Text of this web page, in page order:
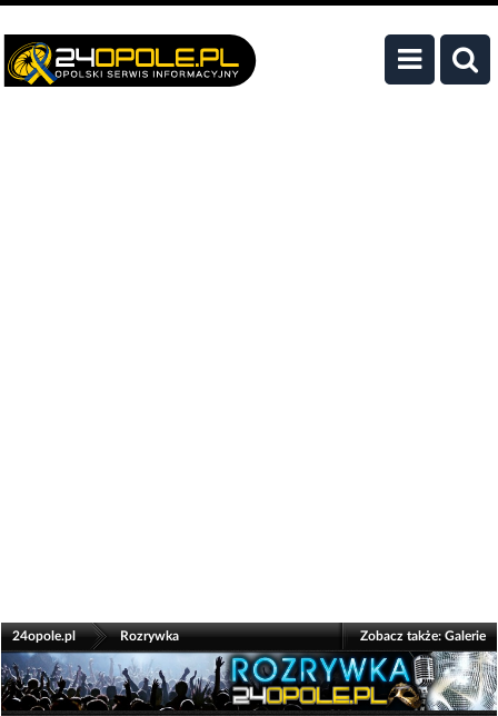
24opole.pl Rozrywka Zobacz także:Galerie